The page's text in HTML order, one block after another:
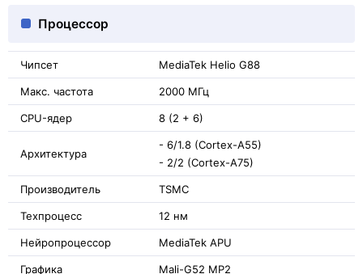
Процессор
Чипсет MediaTek Helio G88
Макс. частота 2000 МГц
CPU-ядер 8 (2 + 6)
Архитектура
- 6/1.8 (Cortex-A55)
- 2/2 (Cortex-A75)
Производитель TSMC
Техпроцесс 12 нм
Нейропроцессор MediaTek APU
Графика Mali-G52 MP2